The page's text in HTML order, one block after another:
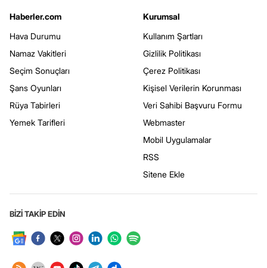
Haberler.com
Hava Durumu
Namaz Vakitleri
Seçim Sonuçları
Şans Oyunları
Rüya Tabirleri
Yemek Tarifleri
Kurumsal
Kullanım Şartları
Gizlilik Politikası
Çerez Politikası
Kişisel Verilerin Korunması
Veri Sahibi Başvuru Formu
Webmaster
Mobil Uygulamalar
RSS
Sitene Ekle
BİZİ TAKİP EDİN